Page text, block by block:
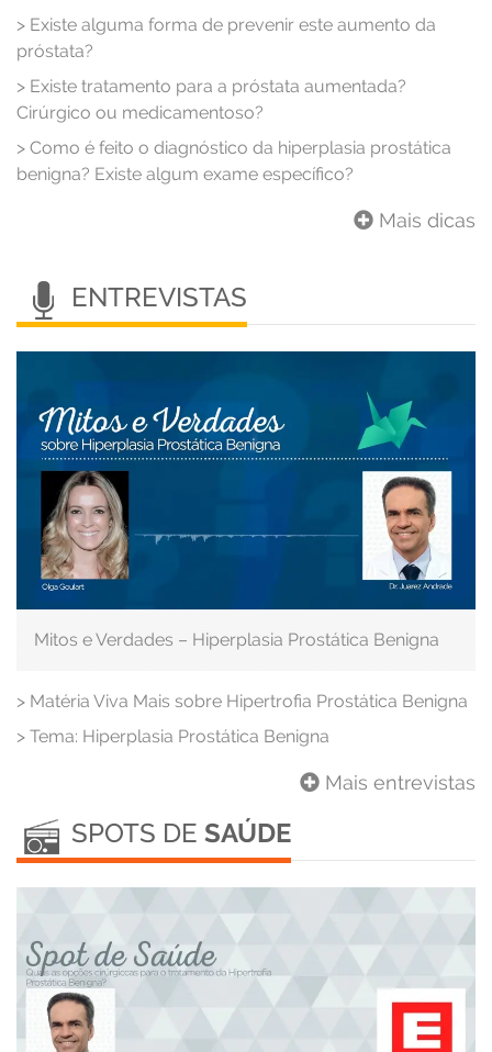
> Existe alguma forma de prevenir este aumento da
próstata?
> Existe tratamento para a próstata aumentada?
Cirúrgico ou medicamentoso?
> Como é feito o diagnóstico da hiperplasia prostática
benigna? Existe algum exame específico?
Mais dicas
ENTREVISTAS
Mitos e Verdades – Hiperplasia Prostática Benigna
> Matéria Viva Mais sobre Hipertrofia Prostática Benigna
> Tema: Hiperplasia Prostática Benigna
Mais entrevistas
SPOTS DE SAÚDE